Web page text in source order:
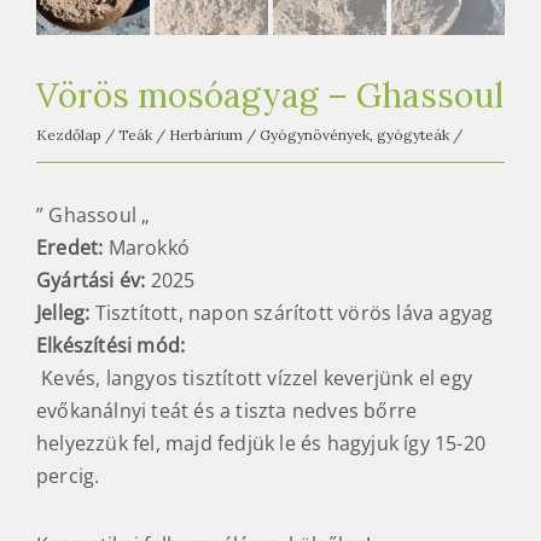
t
a
h
á
z
Vörös mosóagyag – Ghassoul
Kezdőlap / Teák / Herbárium / Gyógynövények, gyógyteák /
” Ghassoul „
Eredet: Marokkó
Gyártási év: 2025
Jelleg: Tisztított, napon szárított vörös láva agyag
Elkészítési mód:
Kevés, langyos tisztított vízzel keverjünk el egy
evőkanálnyi teát és a tiszta nedves bőrre
helyezzük fel, majd fedjük le és hagyjuk így 15-20
percig.